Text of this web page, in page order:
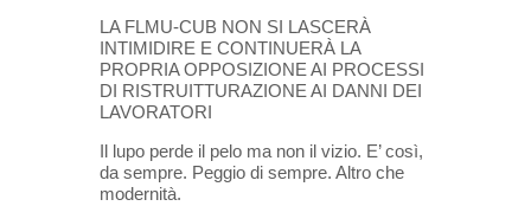
LA FLMU-CUB NON SI LASCERÀ
INTIMIDIRE E CONTINUERÀ LA
PROPRIA OPPOSIZIONE AI PROCESSI
DI RISTRUITTURAZIONE AI DANNI DEI
LAVORATORI
Il lupo perde il pelo ma non il vizio. E’ così,
da sempre. Peggio di sempre. Altro che
modernità.